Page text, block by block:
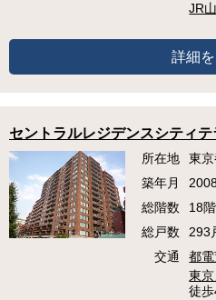
JR
詳細
セントラルレジデンスシティ
所在地
東
築年月
総階数
18階
総戸数
293
交通
都
東
徒